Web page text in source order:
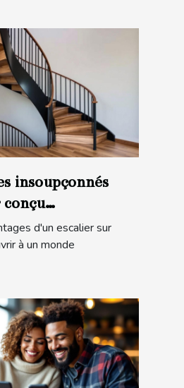
insoupçonnés
pour vous
d'un escalier sur
à un monde